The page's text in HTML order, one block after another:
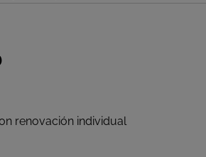
renovación individual